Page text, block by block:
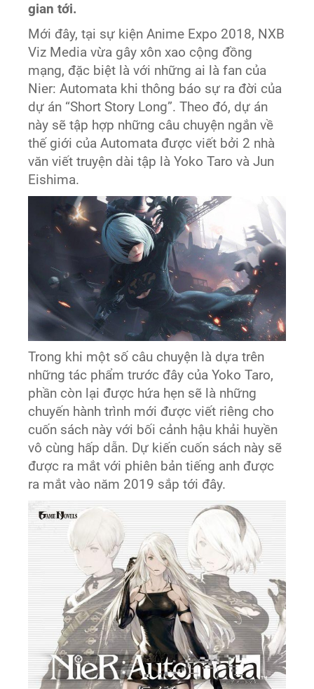
gian tới.
Mới đây, tại sự kiện Anime Expo 2018, NXB
Viz Media vừa gây xôn xao cộng đồng
mạng, đặc biệt là với những ai là fan của
Nier: Automata khi thông báo sự ra đời của
dự án “Short Story Long”. Theo đó, dự án
này sẽ tập hợp những câu chuyện ngắn về
thế giới của Automata được viết bởi 2 nhà
văn viết truyện dài tập là Yoko Taro và Jun
Eishima.
Trong khi một số câu chuyện là dựa trên
những tác phẩm trước đây của Yoko Taro,
phần còn lại được hứa hẹn sẽ là những
chuyến hành trình mới được viết riêng cho
cuốn sách này với bối cảnh hậu khải huyền
vô cùng hấp dẫn. Dự kiến cuốn sách này sẽ
được ra mắt với phiên bản tiếng anh được
ra mắt vào năm 2019 sắp tới đây.